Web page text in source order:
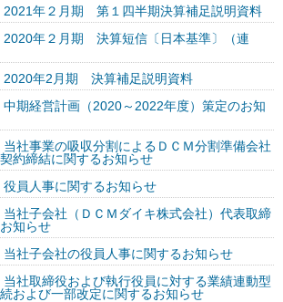
2021年２月期 第１四半期決算補足説明資料
2020年２月期 決算短信〔日本基準〕（連
2020年2月期 決算補足説明資料
中期経営計画（2020～2022年度）策定のお知
当社事業の吸収分割によるＤＣＭ分割準備会社
約締結に関するお知らせ
役員人事に関するお知らせ
当社子会社（ＤＣＭダイキ株式会社）代表取締
知らせ
当社子会社の役員人事に関するお知らせ
当社取締役および執行役員に対する業績連動型
および一部改定に関するお知らせ